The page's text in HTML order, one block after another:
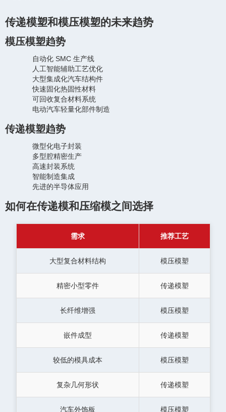
传递模塑和模压模塑的未来趋势
模压模塑趋势
自动化 SMC 生产线
人工智能辅助工艺优化
大型集成化汽车结构件
快速固化热固性材料
可回收复合材料系统
电动汽车轻量化部件制造
传递模塑趋势
微型化电子封装
多型腔精密生产
高速封装系统
智能制造集成
先进的半导体应用
如何在传递模和压缩模之间选择
需求 推荐工艺
大型复合材料结构 模压模塑
精密小型零件 传递模塑
长纤维增强 模压模塑
嵌件成型 传递模塑
较低的模具成本 模压模塑
复杂几何形状 传递模塑
汽车外饰板 模压模塑